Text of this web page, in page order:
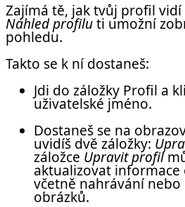
Zajímá tě, jak tvůj profil vidí
Náhled profiluti umožní
pohledu.
Takto se k ní dostaneš:
Jdi do záložky Profil a
uživatelské jméno.
Dostaneš se na
uvidíš dvě záložky:
záložce Upravit profil
aktualizovat
včetně nahrávání
obrázků.